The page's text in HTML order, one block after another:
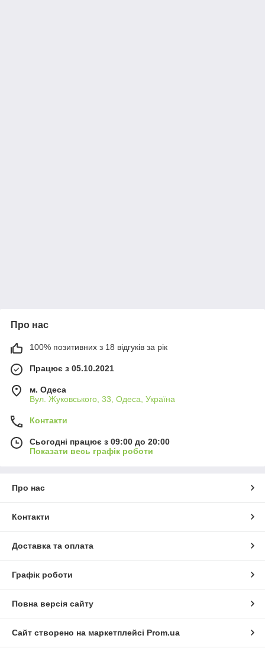
Про нас
100% позитивних з 18 відгуків за рік
Працює з 05.10.2021
м. Одеса
Вул. Жуковського, 33, Одеса, Україна
Контакти
Сьогодні працює з 09:00 до 20:00
Показати весь графік роботи
Про нас
Контакти
Доставка та оплата
Графік роботи
Повна версія сайту
Сайт створено на маркетплейсі Prom.ua